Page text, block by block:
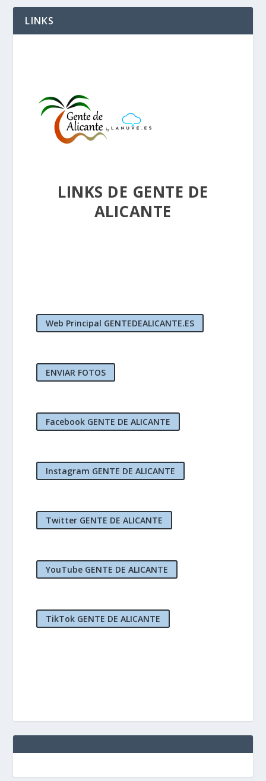
LINKS
LINKS DE GENTE DE
ALICANTE
Web Principal GENTEDEALICANTE.ES
ENVIAR FOTOS
Facebook GENTE DE ALICANTE
Instagram GENTE DE ALICANTE
Twitter GENTE DE ALICANTE
YouTube GENTE DE ALICANTE
TikTok GENTE DE ALICANTE